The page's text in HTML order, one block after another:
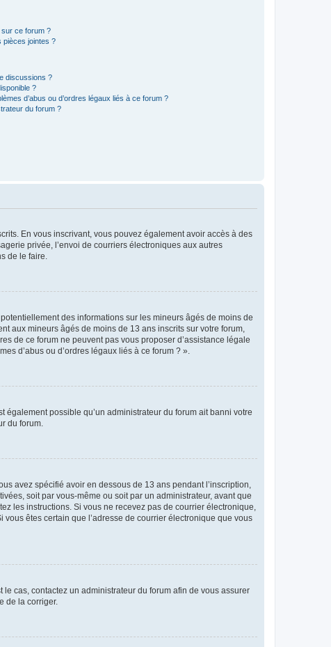
ce forum ?
pièces jointes ?
discussions ?
?
d’abus ou d’ordres légaux liés à ce forum ?
du forum ?
En vous inscrivant, vous pouvez également avoir accès à des
privée, l’envoi de courriers électroniques aux autres
de le faire.
des informations sur les mineurs âgés de moins de
aux mineurs âgés de moins de 13 ans inscrits sur votre forum,
de ce forum ne peuvent pas vous proposer d’assistance légale
d’abus ou d’ordres légaux liés à ce forum ? ».
également possible qu’un administrateur du forum ait banni votre
du forum.
avez spécifié avoir en dessous de 13 ans pendant l’inscription,
soit par vous-même ou soit par un administrateur, avant que
les instructions. Si vous ne recevez pas de courrier électronique,
êtes certain que l’adresse de courrier électronique que vous
cas, contactez un administrateur du forum afin de vous assurer
de la corriger.